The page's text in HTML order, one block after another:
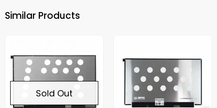
Similar Products
Sold Out